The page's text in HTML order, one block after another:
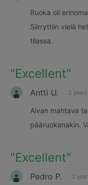
Ruoka oli
Siirryttiin vielä
tilassa.
"Excellent"
Antti U. 2
Aivan mahtava
pääruokanakin.
"Excellent"
Pedro P. 2